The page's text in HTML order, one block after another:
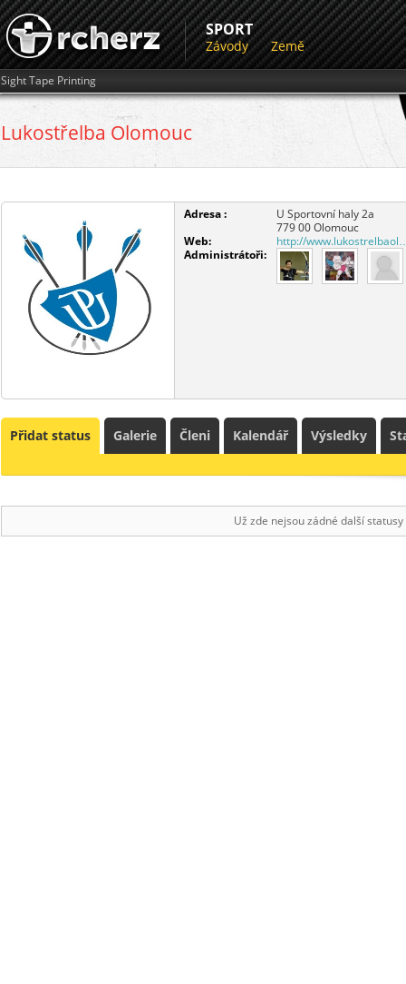
SPORT
Závody Země
Sight Tape Printing
Lukostřelba Olomouc
Adresa :
U Sportovní haly 2a
779 00Olomouc
Web:
http://
Administrátoři:
Přidat status Galerie Členi Kalendář Výsledky
Už zde nejsou zádné další statusy